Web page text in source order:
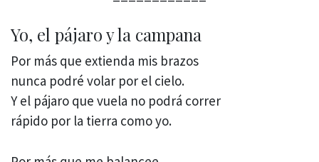
Yo, el pájaro y la campana
Por más que extienda mis brazos
nunca podré volar por el cielo.
Y el pájaro que vuela no podrá correr
rápido por la tierra como yo.